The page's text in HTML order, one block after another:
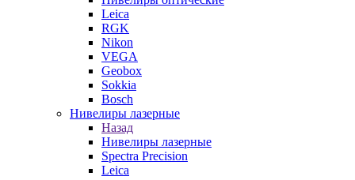
Leica
RGK
Nikon
VEGA
Geobox
Sokkia
Bosch
Нивелиры лазерные
Назад
Нивелиры лазерные
Spectra Precision
Leica